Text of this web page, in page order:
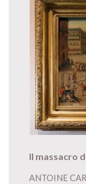
Il massacro
ANTOINE